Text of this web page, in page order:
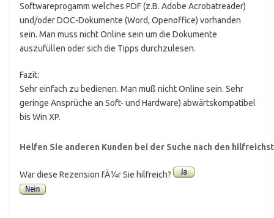
Softwareprogamm welches PDF (z.B. Adobe Acrobatreader)
und/oder DOC-Dokumente (Word, Openoffice) vorhanden
sein. Man muss nicht Online sein um die Dokumente
auszufüllen oder sich die Tipps durchzulesen.
Fazit:
Sehr einfach zu bedienen. Man muß nicht Online sein. Sehr
geringe Ansprüche an Soft- und Hardware) abwärtskompatibel
bis Win XP.
Helfen Sie anderen Kunden bei der Suche nach den
War diese Rezension fÃ¼r Sie hilfreich?